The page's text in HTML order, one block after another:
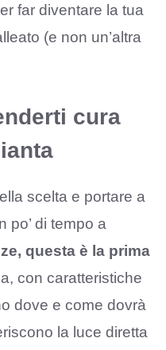
far diventare la tua
(e non un’altra
cura
scelta e portare a
po’ di tempo a
questa è la prima
con caratteristiche
dove e come dovrà
la luce diretta